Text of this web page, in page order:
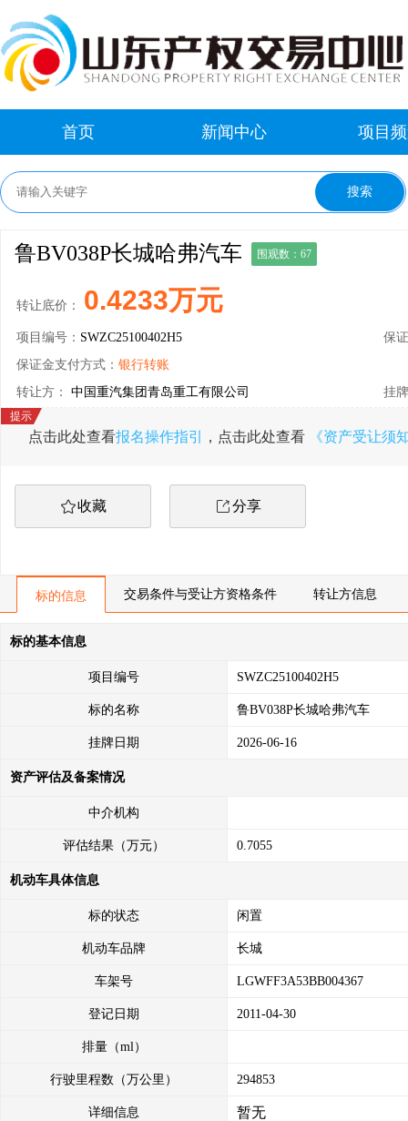
首页 新闻中心 项目
鲁BV038P长城哈弗汽车 围观数：67
转让底价： 0.4233万元
项目编号： SWZC25100402H5
保
保证金支付方式： 银行转账
转让方： 中国重汽集团青岛重工有限公司 挂
点击此处查看报名操作指引 ，点击此处查看 《资产受让须
收藏 分享
标的信息 交易条件与受让方资格条件 转让方信息
标的基本信息
项目编号 SWZC25100402H5
标的名称 鲁BV038P长城哈弗汽车
挂牌日期 2026-06-16
资产评估及备案情况
中介机构
评估结果（万元） 0.7055
机动车具体信息
标的状态 闲置
机动车品牌 长城
车架号 LGWFF3A53BB004367
登记日期 2011-04-30
排量（ml）
行驶里程数（万公里） 294853
详细信息 暂无